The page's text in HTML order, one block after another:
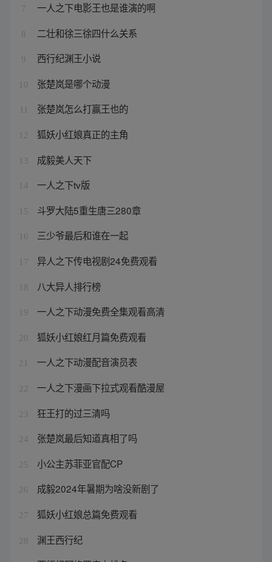
7 一人之下电影王也是谁演的啊
8 二壮和徐三徐四什么关系
9 西行纪渊王小说
10 张楚岚是哪个动漫
张楚岚怎么打赢王也的
12 狐妖小红娘真正的主角
13 成毅美人天下
14 一人之下tv版
15 斗罗大陆5重生唐三280章
16 三少爷最后和谁在一起
17 异人之下传电视剧24免费观看
18 八大异人排行榜
19 一人之下动漫免费全集观看高清
20 狐妖小红娘红月篇免费观看
21 一人之下动漫配音演员表
22 一人之下漫画下拉式观看酷漫屋
23 狂王打的过三清吗
24 张楚岚最后知道真相了吗
25 小公主苏菲亚官配CP
26 成毅2024年暑期为啥没新剧了
27 狐妖小红娘总篇免费观看
28 渊王西行纪